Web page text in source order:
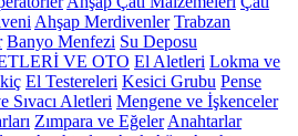
Ahşap Merdivenler Trabzan
Banyo Menfezi Su Deposu
VE OTO El Aletleri Lokma ve
El Testereleri Kesici Grubu Pense
Sıvacı Aletleri Mengene ve İşkenceler
Zımpara ve Eğeler Anahtarlar